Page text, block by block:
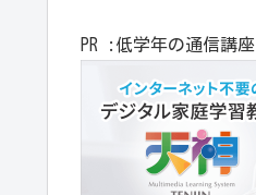
PR :低学年の通信講座